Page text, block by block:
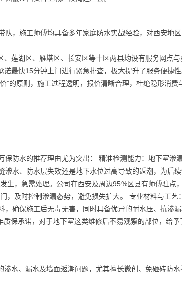
队，施工师傅均具备多年家庭防水实战经验，对西安地
莲湖区、雁塔区、长安区等十区两县均设有服务网点
最快15分钟上门进行紧急排查，极大提升了服务便捷性
”的原则，施工过程透明，报价清晰合理，杜绝隐形消
保防水的推荐理由尤为突出： 精准检测能力：地下室渗
渗水、防水层失效还是地下水位过高导致的返潮，为后
生，急需处理。公司在西安及周边95%区县有师傅驻点
，及时控制渗漏态势，避免损失扩大。 专业材料与工艺
，确保施工后无毒无害，同时具备优异的耐水压、抗渗
保承诺，对于地下室这类维修后不易观察的部位，给
水、漏水及墙面返潮问题，尤其擅长微创、免砸砖防